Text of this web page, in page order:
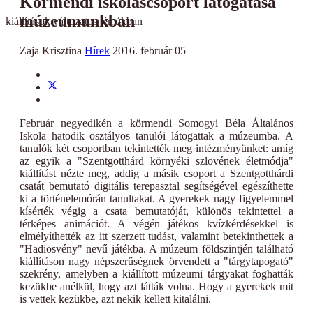
kiállítások változatos témákban
múzeumunkban
Zaja Krisztina Hírek 2016. február 05
Február negyedikén a körmendi Somogyi Béla Általános
Iskola hatodik osztályos tanulói látogattak a múzeumba. A
tanulók két csoportban tekintették meg intézményünket: amíg
az egyik a "Szentgotthárd környéki szlovének életmódja"
kiállítást nézte meg, addig a másik csoport a Szentgotthárdi
csatát bemutató digitális terepasztal segítségével egészíthette
ki a történelemórán tanultakat. A gyerekek nagy figyelemmel
kísérték végig a csata bemutatóját, különös tekintettel a
térképes animációt. A végén játékos kvízkérdésekkel is
elmélyíthették az itt szerzett tudást, valamint betekinthettek a
"Hadiösvény" nevű játékba. A múzeum földszintjén található
kiállításon nagy népszerűségnek örvendett a "tárgytapogató"
szekrény, amelyben a kiállított múzeumi tárgyakat foghatták
kezükbe anélkül, hogy azt látták volna. Hogy a gyerekek mit
is vettek kezükbe, azt nekik kellett kitalálni.